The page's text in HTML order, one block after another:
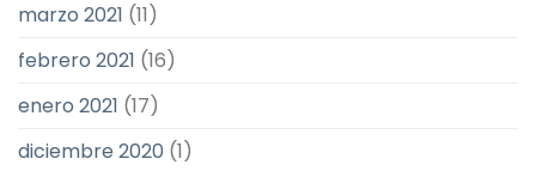
marzo 2021 (11)
febrero 2021 (16)
enero 2021 (17)
diciembre 2020 (1)